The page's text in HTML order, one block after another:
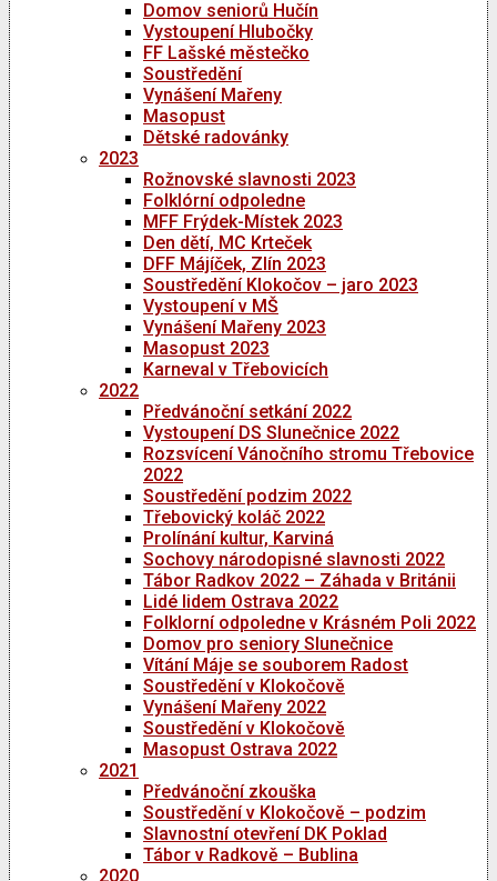
Domov seniorů Hučín
Vystoupení Hlubočky
FF Lašské městečko
Soustředění
Vynášení Mařeny
Masopust
Dětské radovánky
2023
Rožnovské slavnosti 2023
Folklórní odpoledne
MFF Frýdek-Místek 2023
Den dětí, MC Krteček
DFF Májíček, Zlín 2023
Soustředění Klokočov – jaro 2023
Vystoupení v MŠ
Vynášení Mařeny 2023
Masopust 2023
Karneval v Třebovicích
2022
Předvánoční setkání 2022
Vystoupení DS Slunečnice 2022
Rozsvícení Vánočního stromu Třebovice
2022
Soustředění podzim 2022
Třebovický koláč 2022
Prolínání kultur, Karviná
Sochovy národopisné slavnosti 2022
Tábor Radkov 2022 – Záhada v Británii
Lidé lidem Ostrava 2022
Folklorní odpoledne v Krásném Poli 2022
Domov pro seniory Slunečnice
Vítání Máje se souborem Radost
Soustředění v Klokočově
Vynášení Mařeny 2022
Soustředění v Klokočově
Masopust Ostrava 2022
2021
Předvánoční zkouška
Soustředění v Klokočově – podzim
Slavnostní otevření DK Poklad
Tábor v Radkově – Bublina
2020